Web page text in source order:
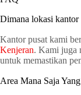
Dimana lokasi
Kantor pusat kami
Kenjeran. Kami juga
untuk memastikan
Area Mana Saja